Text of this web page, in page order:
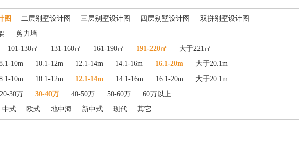
图 二层别墅设计图 三层别墅设计图 四层别墅设计图
双拼别墅设计图
剪力墙
101-130㎡ 131-160㎡ 161-190㎡ 191-220㎡
大于221㎡
10m 10.1-12m 12.1-14m 14.1-16m 16.1-20m
大于20.1m
10m 10.1-12m 12.1-14m 14.1-16m 16.1-20m
大于20.1m
20-30万 30-40万 40-50万 50-60万
60万以上
中式 欧式 地中海 新中式 现代 其它